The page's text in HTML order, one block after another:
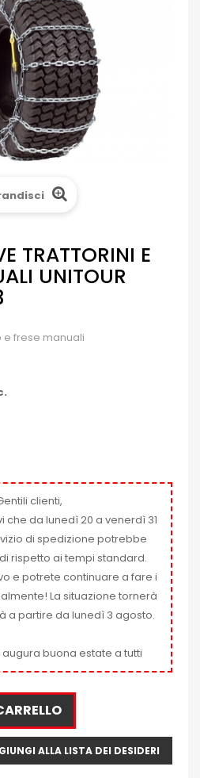
TRATTORINI E
UNITOUR
frese manuali
clienti,
da lunedì 20 a venerdì 31
di spedizione potrebbe
rispetto ai tempi standard.
e potrete continuare a fare i
La situazione tornerà
a partire da lunedì 3 agosto.
buona estate a tutti
ALLA LISTA DEI DESIDERI